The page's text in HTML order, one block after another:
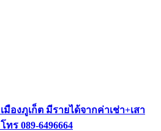
มืองภูเก็ต มีรายได้จากค่าเช่า+เสา
089-6496664